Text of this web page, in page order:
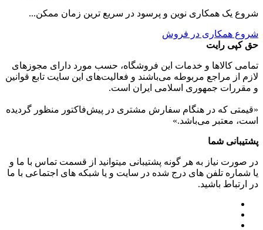
شروع یک همکاری نوین و پرسود در سریع ترین زمان ممکن...
شروع همکاری در فروش
حق کپی رایت
تمامی كالاها و خدمات اين فروشگاه، حسب مورد دارای مجوزهای
لازم از مراجع مربوطه می‌باشند و فعاليت‌های اين سايت تابع قوانين
و مقررات جمهوری اسلامی ايران است.
«قیمتی که در هنگام سفارش مشتری در پیش‌­فاکتور منظور گرديده
است، معتبر می‌باشد.»
پشتیبانی شما
در صورت نیاز به هر گونه پشتیبانی میتوانید از قسمت تماس با ما و
یا شماره تلفن های درج شده در سایت و یا شبکه های اجتماعی با ما
در ارتباط باشید.